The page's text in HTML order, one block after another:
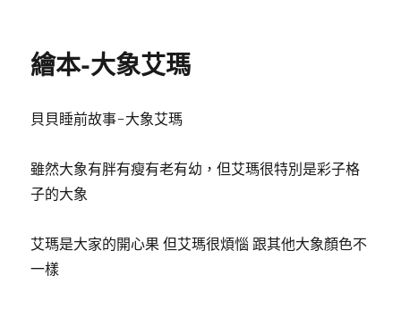
及
繪本-大象艾瑪
貝貝睡前故事-大象艾瑪
雖然大象有胖有瘦有老有幼，但艾瑪很特別是彩子格
子的大象
艾瑪是大家的開心果 但艾瑪很煩惱 跟其他大象顏色不
一樣